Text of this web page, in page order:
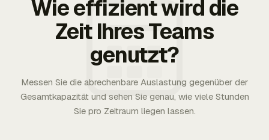
Wie effizient wird die
Zeit Ihres Teams
genutzt?
Messen Sie die abrechenbare Auslastung gegenüber der
Gesamtkapazität und sehen Sie genau, wie viele Stunden
Sie pro Zeitraum liegen lassen.